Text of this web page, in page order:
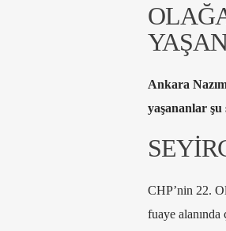
Ankara
yaşananlar
CHP’nin 22.
fuaye alanında